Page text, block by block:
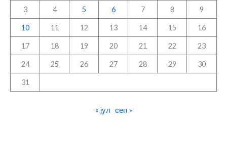
3 4 5 6 7 8 9
10 11 12 13 14 15 16
17 18 19 20 21 22 23
24 25 26 27 28 29 30
31
« јул сеп »